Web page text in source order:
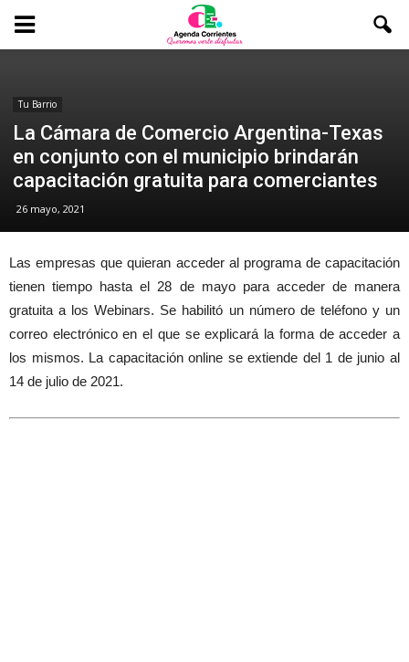
Tu Barrio
La Cámara de Comercio Argentina-Texas
en conjunto con el municipio brindarán
capacitación gratuita para comerciantes
26 mayo, 2021
Las empresas que quieran acceder al programa de capacitación
tienen tiempo hasta el 28 de mayo para acceder de manera
gratuita a los Webinars. Se habilitó un número de teléfono y un
correo electrónico en el que se explicará la forma de acceder a
los mismos. La capacitación online se extiende del 1 de junio al
14 de julio de 2021.